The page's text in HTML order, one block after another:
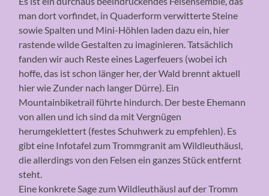
man dort vorfindet, in Quaderform verwitterte Steine
sowie Spalten und Mini-Höhlen laden dazu ein, hier
rastende wilde Gestalten zu imaginieren. Tatsächlich
fanden wir auch Reste eines Lagerfeuers (wobei ich
hoffe, das ist schon länger her, der Wald brennt aktuell
hier wie Zunder nach langer Dürre). Ein
Mountainbiketrail führte hindurch. Der beste Ehemann
von allen und ich sind da mit Vergnügen
herumgeklettert (festes Schuhwerk zu empfehlen). Es
gibt eine Infotafel zum Trommgranit am Wildleuthäusl,
die allerdings von den Felsen ein ganzes Stück entfernt
steht.
Eine konkrete Sage zum Wildleuthäusl auf der Tromm